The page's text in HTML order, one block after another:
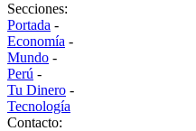
Secciones:
Portada -
Economía -
Mundo -
Perú -
Tu Dinero -
Tecnología
Contacto: